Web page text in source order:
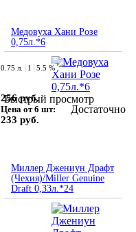
Медовуха Хани Розе
0,75л.*6
Быстрый просмотр
0.75 л. 1 5.5 %
256 руб.
Цена от 6 шт:
233 руб.
Достаточно
Миллер Джениун Драфт
(Чехия)/Miller Genuine
Draft 0,33л.*24